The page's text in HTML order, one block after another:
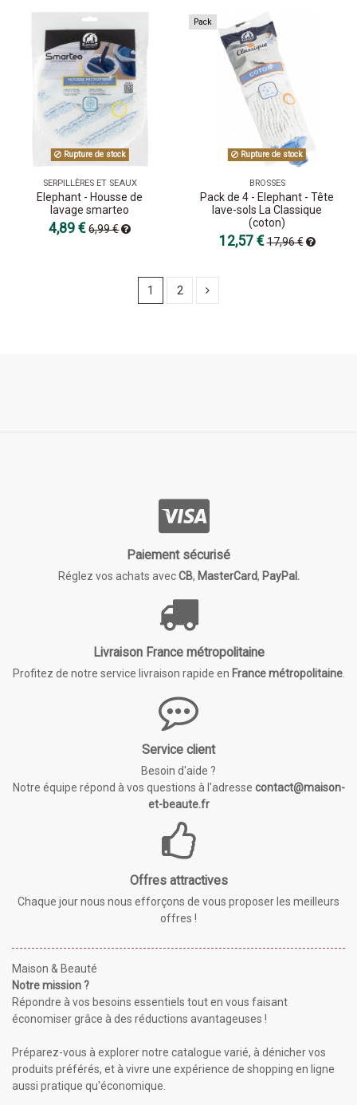
Rupture de stock
SERPILLÈRES ET SEAUX
Elephant - Housse de
lavage smarteo
4,89 €6,99 €
Pack
Rupture de stock
BROSSES
Pack de 4 - Elephant - Tête
lave-sols La Classique
(coton)
12,57 €17,96 €
1 2
Paiement sécurisé
Réglez vos achats avecCB, MasterCard, PayPal.
Livraison France métropolitaine
Profitez de notre service livraison rapide en France métropolitaine.
Service client
Besoin d'aide ?
Notre équipe répond à vos questions à l'adresse contact@maison-
et-beaute.fr
Offres attractives
Chaque jour nous nous efforçons de vous proposer les meilleurs
offres !
Maison & Beauté
Notre mission ?
Répondre à vos besoins essentiels tout en vous faisant
économiser grâce à des réductions avantageuses !
Préparez-vous à explorer notre catalogue varié, à dénicher vos
produits préférés, et à vivre une expérience de shopping en ligne
aussi pratique qu'économique.